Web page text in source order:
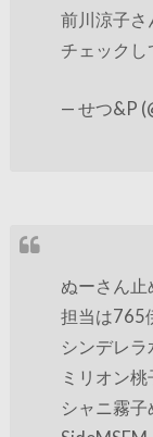
前川涼子
チェックし
— せつ&P
ぬーさん止
担当は765
シンデレ
ミリオン桃
シャニ霧子